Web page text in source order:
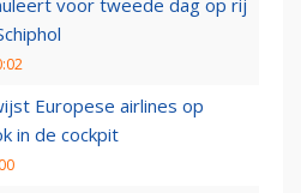
voor tweede dag op rij
Europese airlines op
in de cockpit